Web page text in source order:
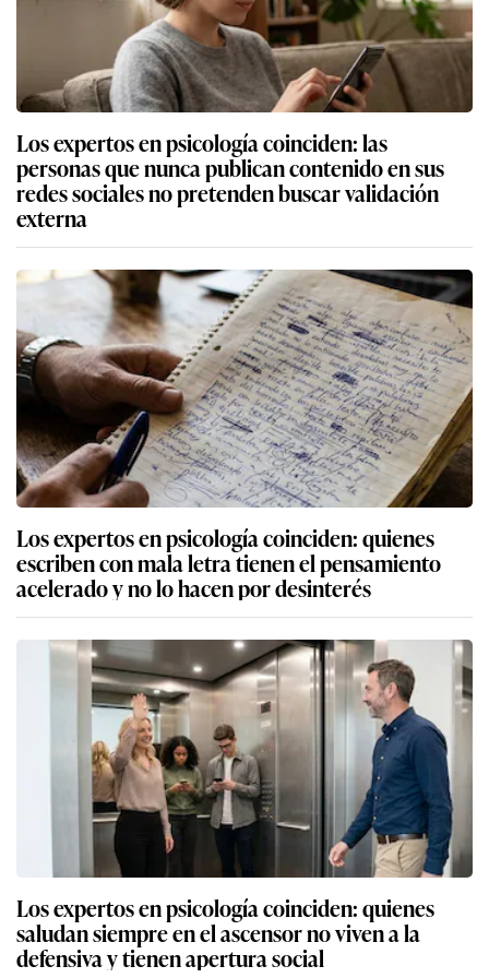
Los expertos en psicología coinciden: las
personas que nunca publican contenido en sus
redes sociales no pretenden buscar validación
externa
Los expertos en psicología coinciden: quienes
escriben con mala letra tienen el pensamiento
acelerado y no lo hacen por desinterés
Los expertos en psicología coinciden: quienes
saludan siempre en el ascensor no viven a la
defensiva y tienen apertura social